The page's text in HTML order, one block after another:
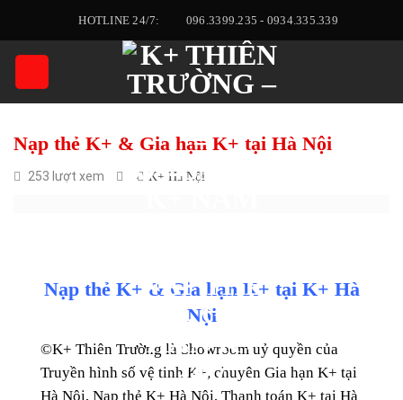
content
HOTLINE 24/7: 096.3399.235 - 0934.335.339
Nạp thẻ K+ & Gia hạn K+ tại Hà Nội
253 lượt xem K+ Hà Nội
Nạp thẻ K+ & Gia hạn K+ tại K+ Hà
Nội
©K+ Thiên Trường là Showroom uỷ quyền của
Truyền hình số vệ tinh K+, chuyên Gia hạn K+ tại
Hà Nội, Nạp thẻ K+ Hà Nội, Thanh toán K+ tại Hà